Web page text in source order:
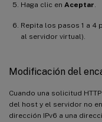
Haga clic en Aceptar.
Repita los pasos 1 a 4
al servidor virtual).
Modificación del
Cuando una solicitud
del host y el servidor no
dirección IPv6 a una